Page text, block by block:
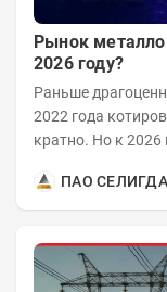
Рынок
2026 году?
Раньше
2022 года
кратно. Но к
ПАО